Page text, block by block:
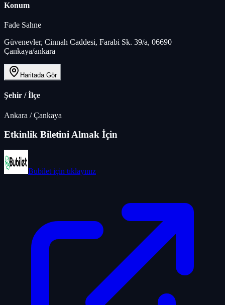
Konum
Fade Sahne
Güvenevler, Cinnah Caddesi, Farabi Sk. 39/a, 06690
Çankaya/ankara
Haritada Gör
Şehir / İlçe
Ankara /Çankaya
Etkinlik Biletini Almak İçin
Bubilet için tıklayınız